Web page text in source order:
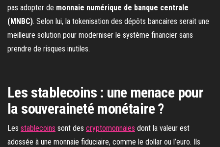
pas adopter de monnaie numérique de banque centrale
(MNBC). Selon lui, la tokenisation des dépôts bancaires serait une
meilleure solution pour moderniser le système financier sans
prendre de risques inutiles.
Les stablecoins : une menace pour
la souveraineté monétaire ?
Les stablecoins sont des cryptomonnaies dont la valeur est
adossée à une monnaie fiduciaire, comme le dollar ou l’euro. Ils